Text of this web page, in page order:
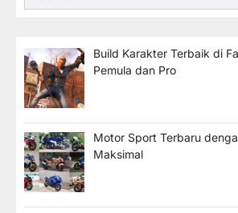
untuk:
Build Karakter Terbaik di
Pemula dan Pro
Motor Sport Terbaru
Maksimal